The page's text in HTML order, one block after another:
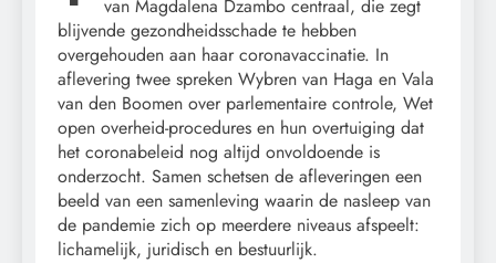
van Magdalena Dzambo centraal, die zegt
blijvende gezondheidsschade te hebben
overgehouden aan haar coronavaccinatie. In
aflevering twee spreken Wybren van Haga en Vala
van den Boomen over parlementaire controle, Wet
open overheid-procedures en hun overtuiging dat
het coronabeleid nog altijd onvoldoende is
onderzocht. Samen schetsen de afleveringen een
beeld van een samenleving waarin de nasleep van
de pandemie zich op meerdere niveaus afspeelt:
lichamelijk, juridisch en bestuurlijk.